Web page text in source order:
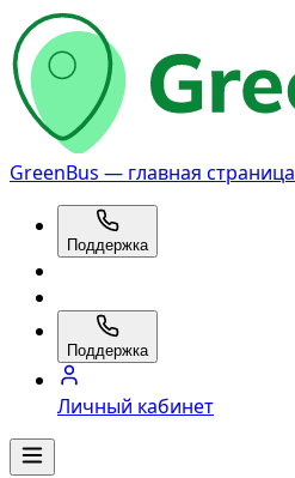
GreenBus — главная страница
Поддержка
Поддержка
Личный кабинет